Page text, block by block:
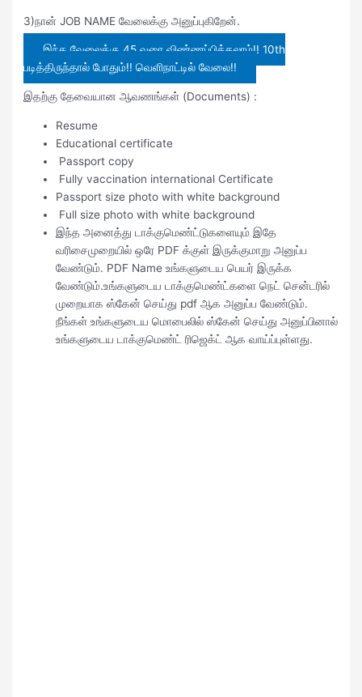
3)நான் JOB NAME வேலைக்கு அனுப்புகிறேன்.
இந்த வேலைக்கு 45 வரை விண்ணப்பிக்கலாம்!! 10th
படித்திருந்தால் போதும்!! வெளிநாட்டில் வேலை!!
இதற்கு தேவையான ஆவணங்கள் (Documents) :
Resume
Educational certificate
Passport copy
Fully vaccination international Certificate
Passport size photo with white background
Full size photo with white background
இந்த அனைத்து டாக்குமெண்ட்டுகளையும் இதே
வரிசைமுறையில் ஒரே PDF க்குள் இருக்குமாறு அனுப்ப
வேண்டும். PDF Name உங்களுடைய பெயர் இருக்க
வேண்டும்.உங்களுடைய டாக்குமெண்ட்களை நெட் சென்டரில்
முறையாக ஸ்கேன் செய்து pdf ஆக அனுப்ப வேண்டும்.
நீங்கள் உங்களுடைய மொபைலில் ஸ்கேன் செய்து அனுப்பினால்
உங்களுடைய டாக்குமெண்ட் ரிஜெக்ட் ஆக வாய்ப்புள்ளது.